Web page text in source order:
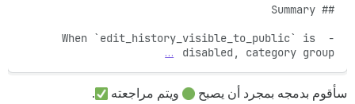
- When `edit_history_visible_to_public` is
disabled, category group
…
سأقوم بدمجه بمجرد أن يصبح ويتم مراجعته .